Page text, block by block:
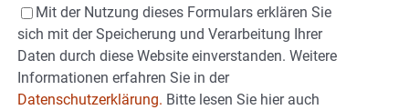
Mit der Nutzung dieses Formulars erklären Sie
sich mit der Speicherung und Verarbeitung Ihrer
Daten durch diese Website einverstanden. Weitere
Informationen erfahren Sie in der
Datenschutzerklärung. Bitte lesen Sie hier auch